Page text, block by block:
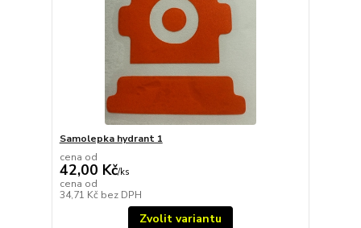
Samolepka hydrant 1
cena od
42,00 Kč/ks
cena od
34,71 Kč bez DPH
Zvolit variantu